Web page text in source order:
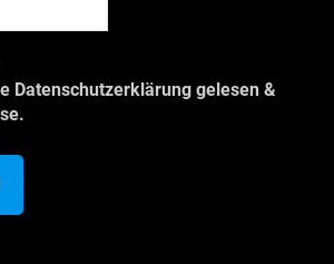
Datenschutzerklärung gelesen &